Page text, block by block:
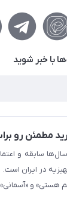
با‌ خبر شوید
مطمئن رو
در ایران
هستی» و